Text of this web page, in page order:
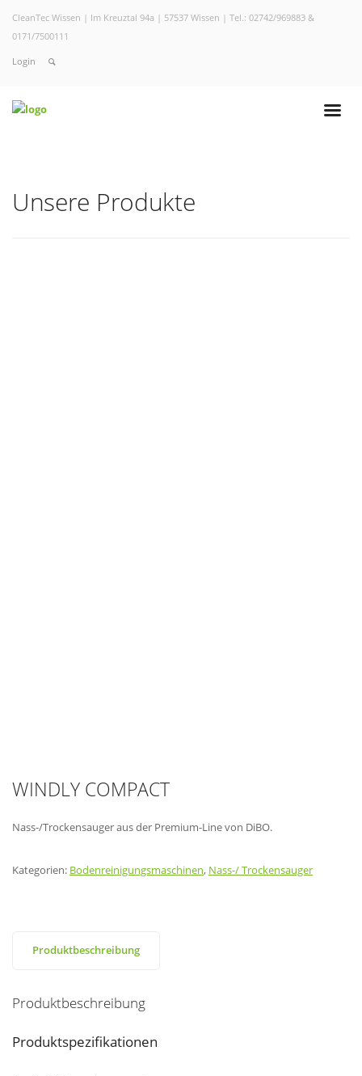
CleanTec Wissen | Im Kreuztal 94a | 57537 Wissen | Tel.: 02742/969883 &
0171/7500111
Login
Unsere Produkte
WINDLY COMPACT
Nass-/Trockensauger aus der Premium-Line von DiBO.
Kategorien: Bodenreinigungsmaschinen, Nass-/ Trockensauger
Produktbeschreibung
Produktbeschreibung
Produktspezifikationen